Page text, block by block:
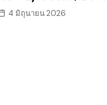
4 มิถุนายน 2026